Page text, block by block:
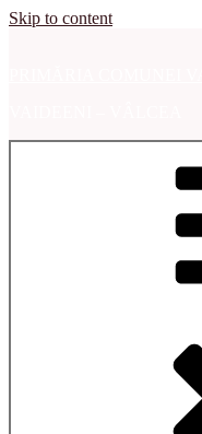
Skip to content